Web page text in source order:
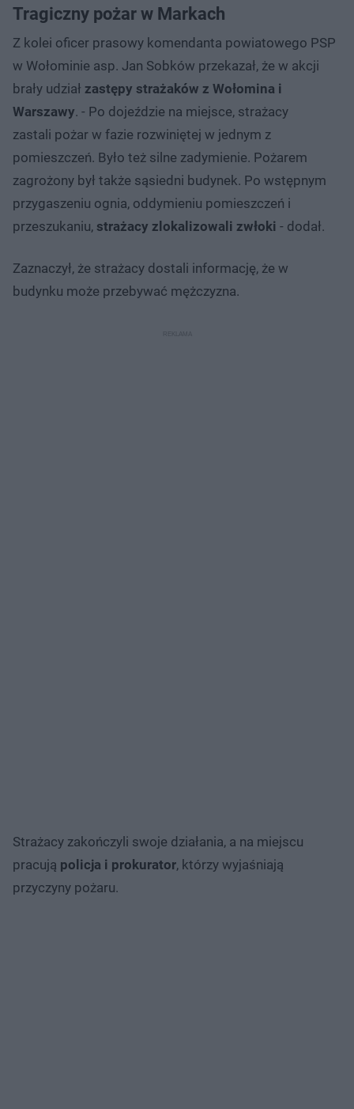
Tragiczny pożar w Markach
Z kolei oficer prasowy komendanta powiatowego PSP
w Wołominie asp. Jan Sobków przekazał, że w akcji
brały udział zastępy strażaków z Wołomina i
Warszawy. - Po dojeździe na miejsce, strażacy
zastali pożar w fazie rozwiniętej w jednym z
pomieszczeń. Było też silne zadymienie. Pożarem
zagrożony był także sąsiedni budynek. Po wstępnym
przygaszeniu ognia, oddymieniu pomieszczeń i
przeszukaniu, strażacy zlokalizowali zwłoki - dodał.
Zaznaczył, że strażacy dostali informację, że w
budynku może przebywać mężczyzna.
Strażacy zakończyli swoje działania, a na miejscu
pracują policja i prokurator, którzy wyjaśniają
przyczyny pożaru.